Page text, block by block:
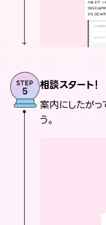
相談スタート！
案内にしたがっ
う。